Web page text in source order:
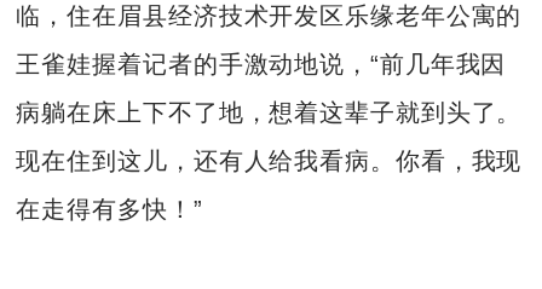
临，住在眉县经济技术开发区乐缘老年公寓的
王雀娃握着记者的手激动地说，“前几年我因
病躺在床上下不了地，想着这辈子就到头了。
现在住到这儿，还有人给我看病。你看，我现
在走得有多快！”